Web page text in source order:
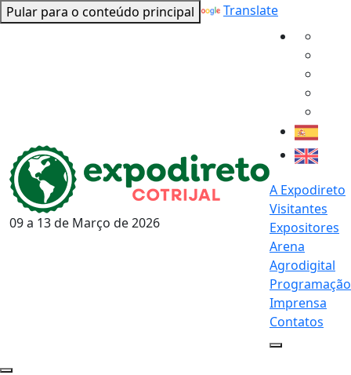
Powered by Translate
Pular para o conteúdo principal
09 a 13 de Março de 2026
A Expodireto
Visitantes
Expositores
Arena
Agrodigital
Programação
Imprensa
Contatos